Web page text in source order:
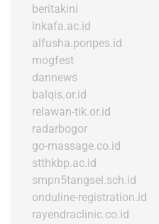
beritakini
inkafa.ac.id
alfusha.ponpes.id
mogfest
dannews
balqis.or.id
relawan-tik.or.id
radarbogor
go-massage.co.id
stthkbp.ac.id
smpn5tangsel.sch.id
onduline-registration.id
rayendraclinic.co.id